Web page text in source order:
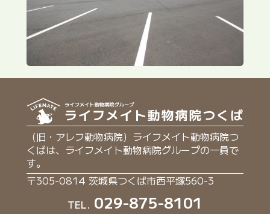
（旧・アレフ動物病院）ライフメイト動物病院つ
くばは、ライフメイト動物病院グループの一員で
す。
〒305-0814 茨城県つくば市西平塚560-3
TEL. 029-875-8101